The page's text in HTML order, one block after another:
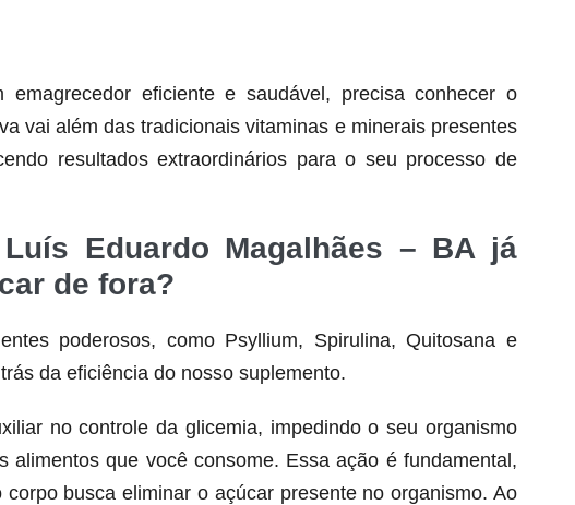
eficiente e saudável, precisa conhecer o
vai além das tradicionais vitaminas e minerais presentes
resultados extraordinários para o seu processo de
Eduardo Magalhães – BA já
de fora?
poderosos, como Psyllium, Spirulina, Quitosana e
da eficiência do nosso suplemento.
no controle da glicemia, impedindo o seu organismo
alimentos que você consome. Essa ação é fundamental,
busca eliminar o açúcar presente no organismo. Ao
Seca Já Detox – O Fim da gordura
localizada
Apenas 12x de R$19,78